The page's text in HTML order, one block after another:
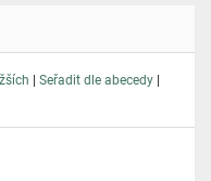
| Seřadit dle abecedy |